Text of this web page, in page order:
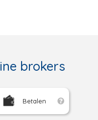
brokers
Betalen